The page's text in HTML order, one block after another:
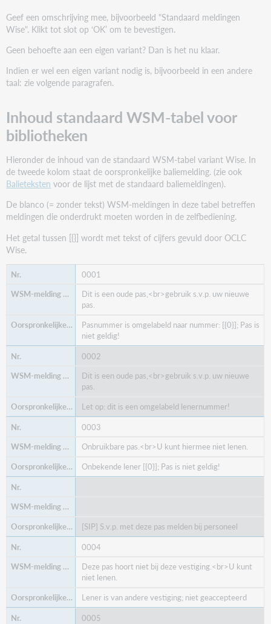
Geef een omschrijving mee, bijvoorbeeld "Standaard meldingen
Wise". Klikt tot slot op ‘OK’ om te bevestigen.
Geen behoefte aan een eigen variant? Dan is het nu klaar.
Indien er wel een eigen variant nodig is, bijvoorbeeld in een andere
taal: zie volgende paragrafen.
Inhoud standaard WSM-tabel voor
bibliotheken
Hieronder de inhoud van de standaard WSM-tabel variant Wise. In
de tweede kolom staat de oorspronkelijke baliemelding. (zie ook
Balieteksten voor de lijst met de standaard baliemeldingen).
De blanco (= zonder tekst) WSM-meldingen in deze tabel betreffen
meldingen die onderdrukt moeten worden in de zelfbediening.
Het getal tussen [{}] wordt met tekst of cijfers gevuld door OCLC
Wise.
0001
Dit is een oude pas,<br>gebruik s.v.p. uw nieuwe
pas.
Pasnummer is omgelabeld naar nummer: [{0}]; Pas is
niet geldig!
0002
Dit is een oude pas,<br>gebruik s.v.p. uw nieuwe
pas.
Let op: dit is een omgelabeld lenernummer!
0003
Onbruikbare pas.<br>U kunt hiermee niet lenen.
Onbekende lener [{0}]; Pas is niet geldig!
[SIP] S.v.p. met deze pas melden bij personeel
0004
Deze pas hoort niet bij deze vestiging.<br>U kunt
niet lenen.
Lener is van andere vestiging; niet geaccepteerd
0005